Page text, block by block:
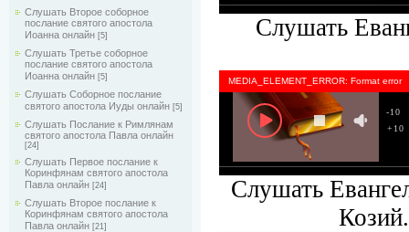
Слушать Второе соборное
послание святого апостола
Иоанна онлайн [5]
Слушать Третье соборное
послание святого апостола
Иоанна онлайн [5]
Слушать Соборное послание
святого апостола Иуды онлайн [5]
Слушать Послание к Римлянам
святого апостола Павла онлайн
[24]
Слушать Первое послание к
Коринфянам святого апостола
Павла онлайн [24]
Слушать Второе послание к
Коринфянам святого апостола
Павла онлайн [21]
Слушать
+10
-10
MEDIA_ELEMENT_ERROR: Format error
Слушать